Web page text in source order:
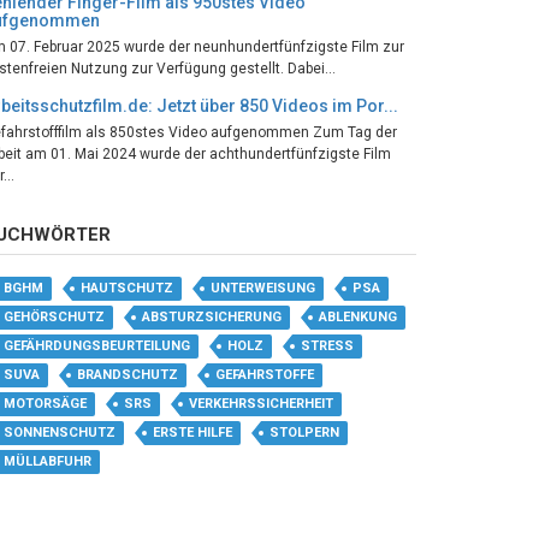
07. Februar 2025 wurde der neunhundertfünfzigste Film zur
Nutzung zur Verfügung gestellt. Dabei...
Jetzt über 850 Videos im Por...
als 850stes Video aufgenommen Zum Tag der
am 01. Mai 2024 wurde der achthundertfünfzigste Film
BGHM HAUTSCHUTZ UNTERWEISUNG
PSA
GEHÖRSCHUTZ
ABSTURZSICHERUNG
ABLENKUNG
GEFÄHRDUNGSBEURTEILUNG
HOLZ
STRESS
SUVA
BRANDSCHUTZ
GEFAHRSTOFFE
MOTORSÄGE
SRS
VERKEHRSSICHERHEIT
SONNENSCHUTZ
ERSTE HILFE
STOLPERN
MÜLLABFUHR